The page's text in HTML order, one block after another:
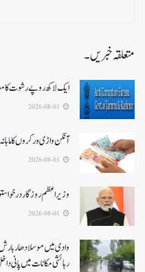
متعلقہ خبریں۔
ایک لاکھ روپے رشوت کا
آنگن واڑی ورکروں کا
وزیر اعظم روزگار
وادی میں موسلادھار
رہائشی مکانات میں پانی